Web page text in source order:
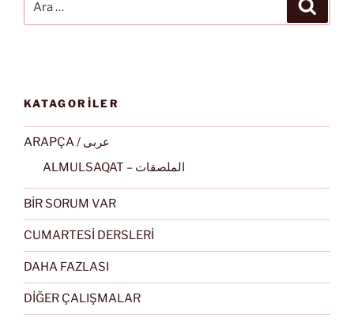
KATAGORİLER
ARAPÇA / عربى
ALMULSAQAT – الملصقات
BİR SORUM VAR
CUMARTESİ DERSLERİ
DAHA FAZLASI
DİĞER ÇALIŞMALAR